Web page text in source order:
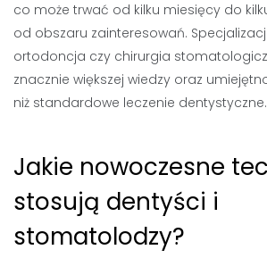
co może trwać od kilku miesięcy do
od obszaru zainteresowań.
ortodoncja czy chirurgia
znacznie większej wiedzy oraz
niż standardowe leczenie dentystyczne.
Jakie nowoczesne
stosują dentyści i
stomatolodzy?